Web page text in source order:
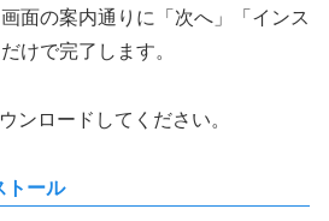
面の案内通りに「次へ」「インス
けで完了します。
ンロードしてください。
トール